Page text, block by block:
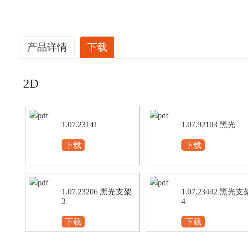
产品详情 下载
2D
1.07.23141
下载
1.07.92103 黑光
下载
1.07.23206 黑光支架
3
下载
1.07.23442 黑光支
4
下载